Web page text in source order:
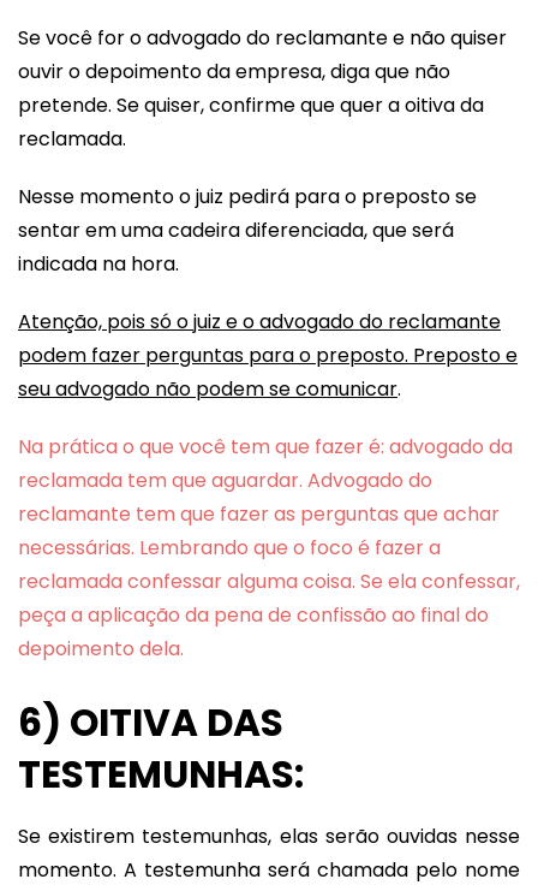
Se você for o advogado do reclamante e não quiser
ouvir o depoimento da empresa, diga que não
pretende. Se quiser, confirme que quer a oitiva da
reclamada.
Nesse momento o juiz pedirá para o preposto se
sentar em uma cadeira diferenciada, que será
indicada na hora.
Atenção, pois só o juiz e o advogado do reclamante
podem fazer perguntas para o preposto. Preposto e
seu advogado não podem se comunicar.
Na prática o que você tem que fazer é: advogado da
reclamada tem que aguardar. Advogado do
reclamante tem que fazer as perguntas que achar
necessárias. Lembrando que o foco é fazer a
reclamada confessar alguma coisa. Se ela confessar,
peça a aplicação da pena de confissão ao final do
depoimento dela.
6) OITIVA DAS
TESTEMUNHAS:
Se existirem testemunhas, elas serão ouvidas nesse
momento. A testemunha será chamada pelo nome